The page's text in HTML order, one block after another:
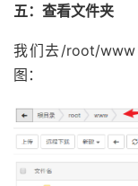
五：查看文件夹
我们去/root/www
图：